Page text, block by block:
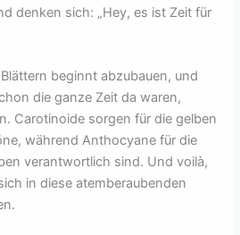
denken sich: „Hey, es ist Zeit für
beginnt abzubauen, und
die ganze Zeit da waren,
Carotinoide sorgen für die gelben
während Anthocyane für die
verantwortlich sind. Und voilà,
in diese atemberaubenden